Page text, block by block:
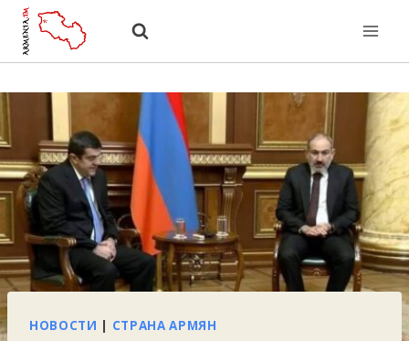
Перейти
НОВОСТИ СТРАНА АРМЯН